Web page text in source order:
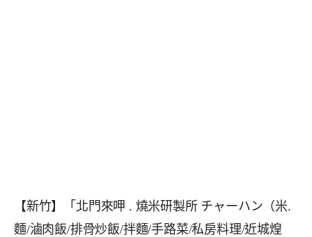
【新竹】「北門來呷 . 燒米研製所 チャーハン（米.
麵/滷肉飯/排骨炒飯/拌麵/手路菜/私房料理/近城煌